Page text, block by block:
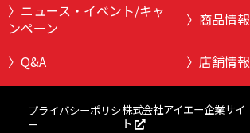
ニュース・イベント/キャ
ンペーン
商品情報
Q&A 店舗情報
プライバシーポリシ
ー
株式会社アイエー企業サイ
ト